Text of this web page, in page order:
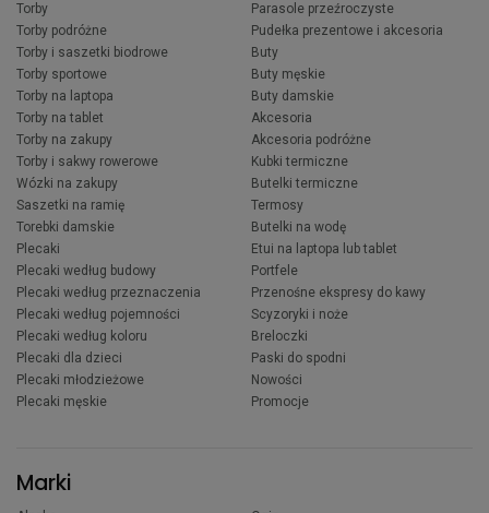
Torby
Torby podróżne
Torby i saszetki biodrowe
Torby sportowe
Torby na laptopa
Torby na tablet
Torby na zakupy
Torby i sakwy rowerowe
Wózki na zakupy
Saszetki na ramię
Torebki damskie
Plecaki
Plecaki według budowy
Plecaki według przeznaczenia
Plecaki według pojemności
Plecaki według koloru
Plecaki dla dzieci
Plecaki młodzieżowe
Plecaki męskie
Parasole przeźroczyste
Pudełka prezentowe i akcesoria
Buty
Buty męskie
Buty damskie
Akcesoria
Akcesoria podróżne
Kubki termiczne
Butelki termiczne
Termosy
Butelki na wodę
Etui na laptopa lub tablet
Portfele
Przenośne ekspresy do kawy
Scyzoryki i noże
Breloczki
Paski do spodni
Nowości
Promocje
Marki